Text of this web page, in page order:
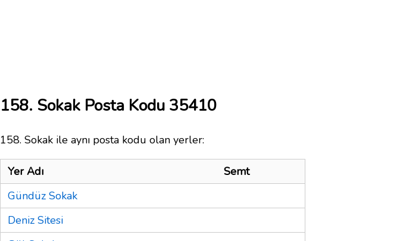
158. Sokak Posta Kodu 35410
158. Sokak ile aynı posta kodu olan yerler:
Yer Adı
Semt
Gündüz Sokak
Deniz Sitesi